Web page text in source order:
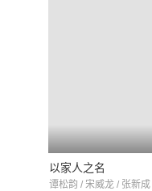
以家人之名
谭松韵 / 宋威龙 / 张新成